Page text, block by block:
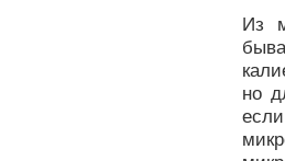
Из
но